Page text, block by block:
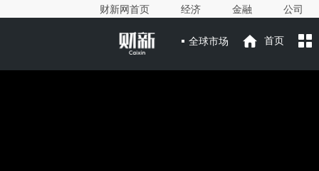
财新网首页 经济 金融 公司
全球市场 首页